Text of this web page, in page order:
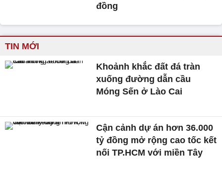
đồng
TIN MỚI
Khoảnh khắc đất đá tràn
xuống đường dẫn cầu
Móng Sến ở Lào Cai
Cận cảnh dự án hơn 36.000
tỷ đồng mở rộng cao tốc kết
nối TP.HCM với miền Tây